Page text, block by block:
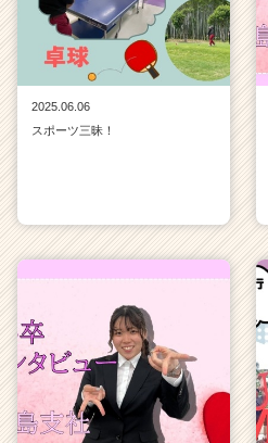
2025.06.06
スポーツ三昧！